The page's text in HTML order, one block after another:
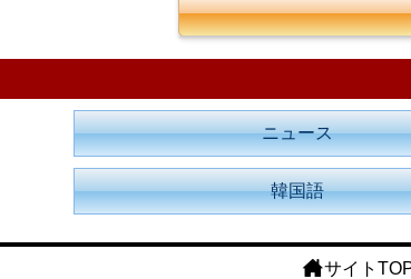
ニュース
韓国語
サイト